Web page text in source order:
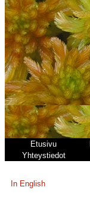
Etusivu
Yhteystiedot
In English